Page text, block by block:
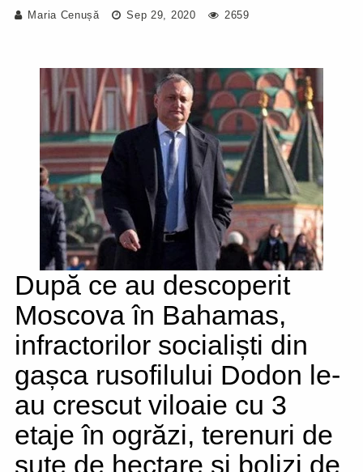
Maria Cenușă Sep 29, 2020 2659
După ce au descoperit
Moscova în Bahamas,
infractorilor socialiști din
gașca rusofilului Dodon le-
au crescut viloaie cu 3
etaje în ogrăzi, terenuri de
sute de hectare și bolizi de